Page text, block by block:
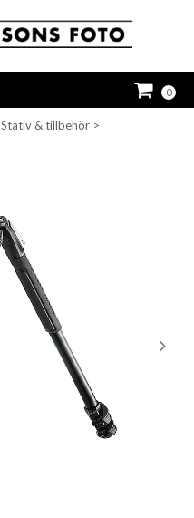
0
Stativ & tillbehör >